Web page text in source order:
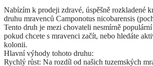
​Nabízím k prodeji zdravé, úspěšně rozkladené
druhu mravenců Camponotus nicobarensis
​Tento druh je mezi chovateli nesmírně
pokud chcete s mravenci začít, nebo hledáte
kolonii.
​Hlavní výhody tohoto druhu:
​Rychlý růst: Na rozdíl od našich tuzemských